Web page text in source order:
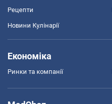
Рецепти
Новини Кулінарії
Економіка
Ринки та компанії